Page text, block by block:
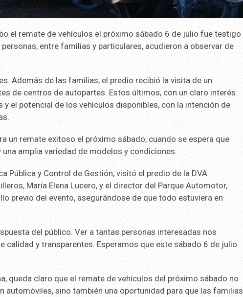
el remate de vehículos el próximo sábado 6 de julio fue testigo
entre familias y particulares, acudieron a observar de
Además de las familias, el predio recibió la visita de un
de centros de autopartes. Estos últimos, con un claro interés
el potencial de los vehículos disponibles, con la intención de
un remate exitoso el próximo sábado, cuando se espera que
amplia variedad de modelos y condiciones.
Pública y Control de Gestión, visitó el predio de la DVA
María Elena Lucero, y el director del Parque Automotor,
previo del evento, asegurándose de que todo estuviera en
del público. Ver a tantas personas interesadas nos
y transparentes. Esperamos que este sábado 6 de julio
queda claro que el remate de vehículos del próximo sábado no
automóviles, sino también una oportunidad para que las familias